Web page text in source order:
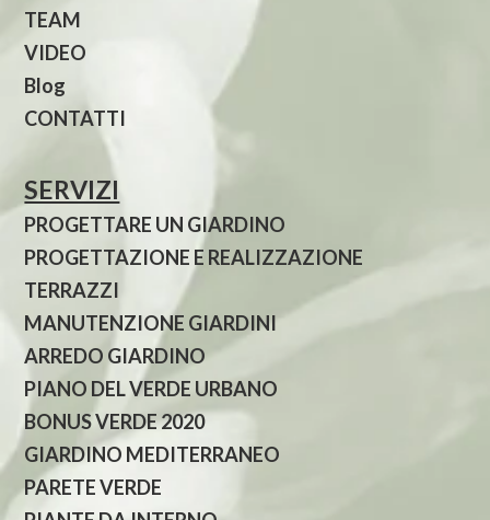
TEAM
VIDEO
Blog
CONTATTI
SERVIZI
PROGETTARE UN GIARDINO
PROGETTAZIONE E REALIZZAZIONE
TERRAZZI
MANUTENZIONE GIARDINI
ARREDO GIARDINO
PIANO DEL VERDE URBANO
BONUS VERDE 2020
GIARDINO MEDITERRANEO
PARETE VERDE